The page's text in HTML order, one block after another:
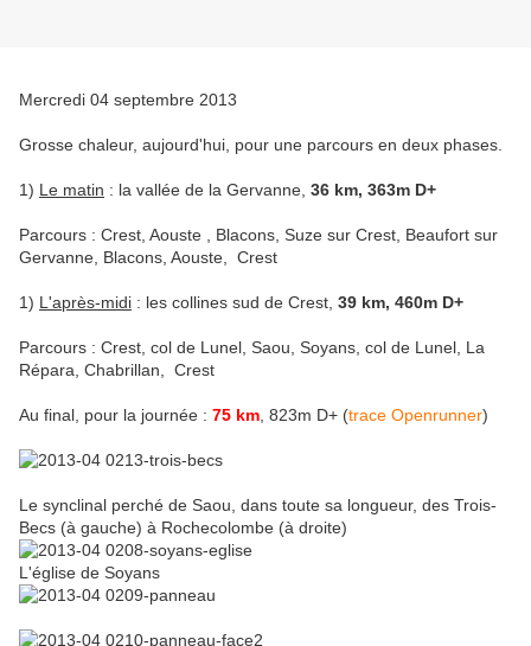
Mercredi 04 septembre 2013
Grosse chaleur, aujourd'hui, pour une parcours en deux phases.
1) Le matin : la vallée de la Gervanne, 36 km, 363m D+
Parcours : Crest, Aouste , Blacons, Suze sur Crest, Beaufort sur
Gervanne, Blacons, Aouste, Crest
1) L'après-midi : les collines sud de Crest, 39 km, 460m D+
Parcours : Crest, col de Lunel, Saou, Soyans, col de Lunel, La
Répara, Chabrillan, Crest
Au final, pour la journée : 75 km , 823m D+ (trace Openrunner)
Le synclinal perché de Saou, dans toute sa longueur, des Trois-
Becs (à gauche) à Rochecolombe (à droite)
L'église de Soyans